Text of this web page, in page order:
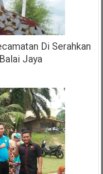
Di Serahkan
Jaya